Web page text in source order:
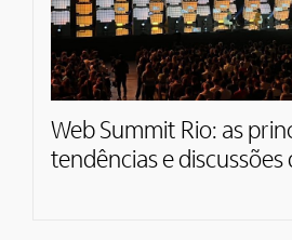
Web Summit Rio: as
tendências e discussões